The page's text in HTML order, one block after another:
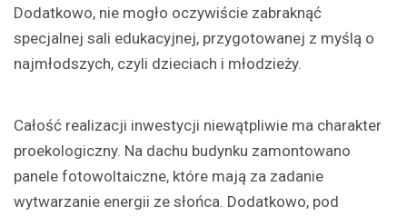
Dodatkowo, nie mogło oczywiście zabraknąć
specjalnej sali edukacyjnej, przygotowanej z myślą o
najmłodszych, czyli dzieciach i młodzieży.
Całość realizacji inwestycji niewątpliwie ma charakter
proekologiczny. Na dachu budynku zamontowano
panele fotowoltaiczne, które mają za zadanie
wytwarzanie energii ze słońca. Dodatkowo, pod